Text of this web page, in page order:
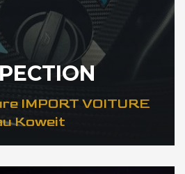
IMPORT VOITURE
Koweit